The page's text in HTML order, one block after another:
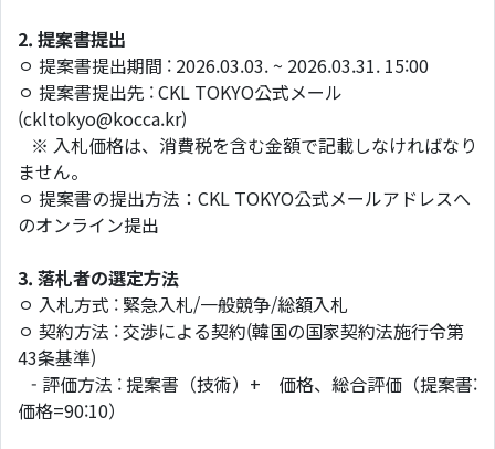
2. 提案書提出
ㅇ 提案書提出期間 : 2026.03.03. ~ 2026.03.31. 15:00
ㅇ 提案書提出先 : CKL TOKYO公式メール
(ckltokyo@kocca.kr)
※ 入札価格は、消費税を含む金額で記載しなければなり
ません。
ㅇ 提案書の提出方法：CKL TOKYO公式メールアドレスへ
のオンライン提出
3. 落札者の選定方法
ㅇ 入札方式 : 緊急入札/一般競争/総額入札
ㅇ 契約方法 : 交渉による契約(韓国の国家契約法施行令第
43条基準)
- 評価方法 : 提案書（技術）+ 価格、総合評価（提案書:
価格=90:10）